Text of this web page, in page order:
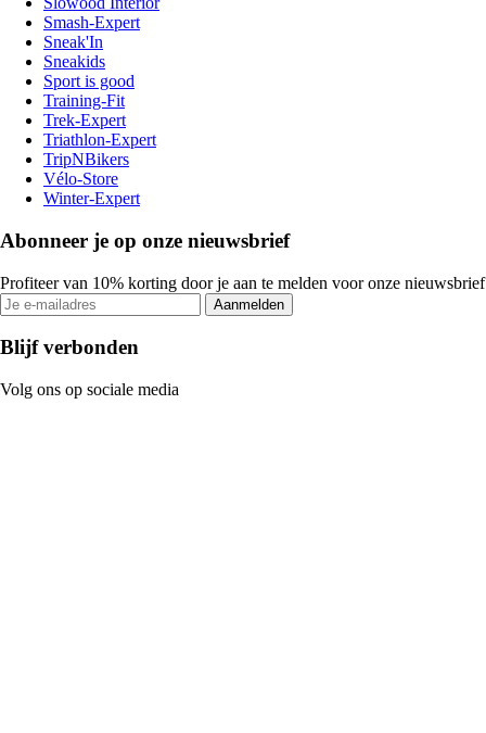
Smash-Expert
Sneak'In
Sneakids
Sport is good
Training-Fit
Trek-Expert
Triathlon-Expert
TripNBikers
Vélo-Store
Winter-Expert
Abonneer je op onze nieuwsbrief
Profiteer van 10% korting door je aan te melden voor onze nieuwsbrief
Aanmelden
Blijf verbonden
Volg ons op sociale media